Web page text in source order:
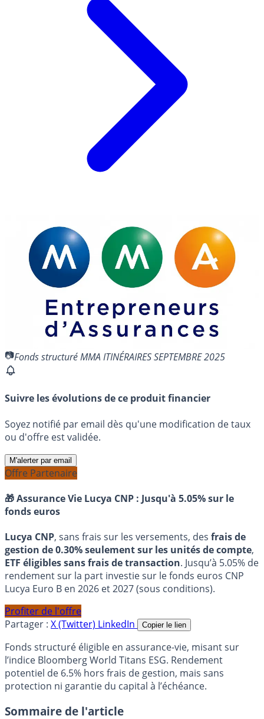
Fonds structuré MMA ITINÉRAIRES SEPTEMBRE 2025
Suivre les évolutions de ce produit financier
Soyez notifié par email dès qu'une modification de taux
ou d'offre est validée.
M'alerter par email
Offre Partenaire
🎁 Assurance Vie Lucya CNP : Jusqu'à 5.05% sur le
fonds euros
Lucya CNP, sans frais sur les versements, des frais de
gestion de 0.30% seulement sur les unités de compte,
ETF éligibles sans frais de transaction. Jusqu’à 5.05% de
rendement sur la part investie sur le fonds euros CNP
Lucya Euro B en 2026 et 2027 (sous conditions).
Profiter de l'offre
Partager : X (Twitter) LinkedIn Copier le lien
Fonds structuré éligible en assurance-vie, misant sur
l’indice Bloomberg World Titans ESG. Rendement
potentiel de 6.5% hors frais de gestion, mais sans
protection ni garantie du capital à l’échéance.
Sommaire de l'article